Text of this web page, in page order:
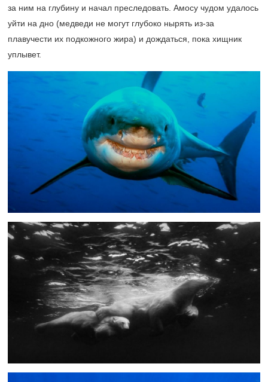
за ним на глубину и начал преследовать. Амосу чудом удалось
уйти на дно (медведи не могут глубоко нырять из-за
плавучести их подкожного жира) и дождаться, пока хищник
уплывет.